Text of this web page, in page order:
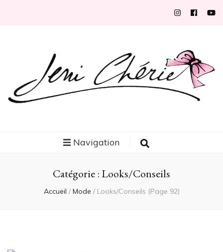
Navigation
Catégorie : Looks/Conseils
Accueil / Mode / Looks/Conseils (Page 92)